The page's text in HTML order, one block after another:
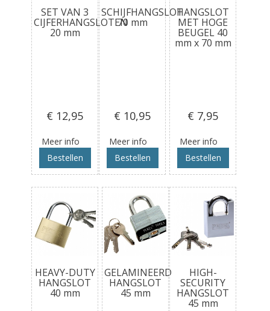
SET VAN 3
CIJFERHANGSLOTEN
20 mm
€ 12,95
Meer info
Bestellen
SCHIJFHANGSLOT
70 mm
€ 10,95
Meer info
Bestellen
HANGSLOT
MET HOGE
BEUGEL 40
mm x 70 mm
€ 7,95
Meer info
Bestellen
HEAVY-DUTY
HANGSLOT
40 mm
GELAMINEERD
HANGSLOT
45 mm
HIGH-
SECURITY
HANGSLOT
45 mm